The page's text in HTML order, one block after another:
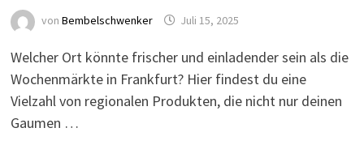
von Bembelschwenker Juli 15, 2025
Welcher Ort könnte frischer und einladender sein als die
Wochenmärkte in Frankfurt? Hier findest du eine
Vielzahl von regionalen Produkten, die nicht nur deinen
Gaumen …